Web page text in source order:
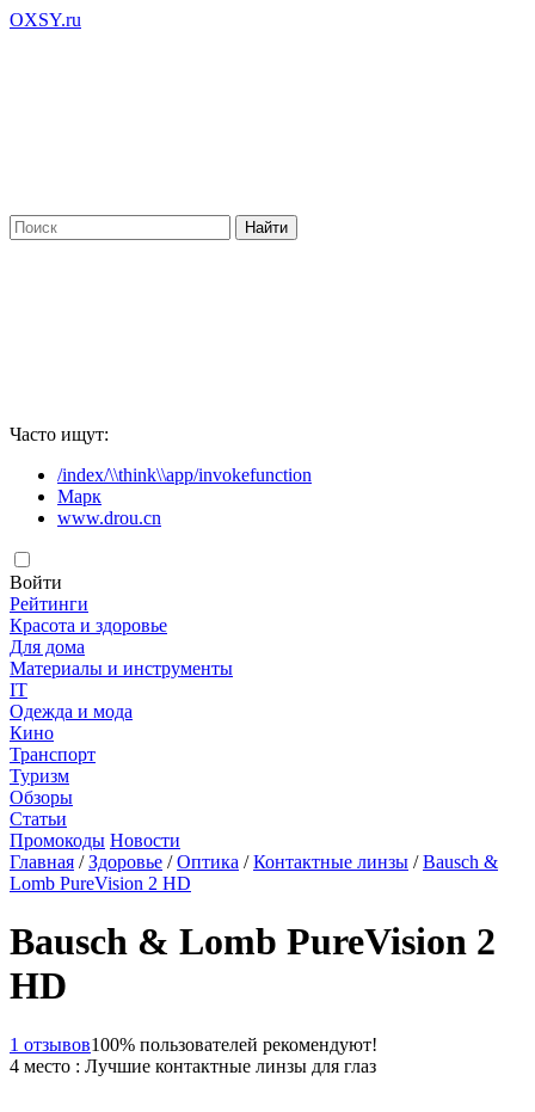
OXSY.ru
Часто ищут:
/index/\\think\\app/invokefunction
Марк
www.drou.cn
Войти
Рейтинги
Красота и здоровье
Для дома
Материалы и инструменты
IT
Одежда и мода
Кино
Транспорт
Туризм
Обзоры
Статьи
Промокоды Новости
Главная /Здоровье /Оптика /Контактные линзы /Bausch &
Lomb PureVision 2 HD
Bausch & Lomb PureVision 2
HD
1 отзывов100% пользователей рекомендуют!
4 место : Лучшие контактные линзы для глаз